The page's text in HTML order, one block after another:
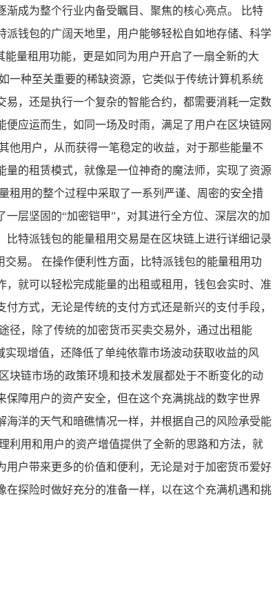
渐成为整个行业内备受瞩目、聚焦的核心亮点。 比特
钱包的广阔天地里，用户能够轻松自如地存储、科学
量租用功能，更是如同为用户开启了一扇全新的大
一种至关重要的稀缺资源，它类似于传统计算机系统
，还是执行一个复杂的智能合约，都需要消耗一定数
应运而生，如同一场及时雨，满足了用户在区块链网
他用户，从而获得一笔稳定的收益，对于那些能量不
的租赁模式，就像是一位神奇的魔法师，实现了资源
租用的整个过程中采取了一系列严谨、周密的安全措
层坚固的“加密铠甲”，对其进行全方位、深层次的加
特派钱包的能量租用交易是在区块链上进行详细记录
易。 在操作便利性方面，比特派钱包的能量租用功
就可以轻松完成能量的出租或租用，钱包会实时、准
方式，无论是传统的支付方式还是新兴的支付手段，
径，除了传统的加密货币买卖交易外，通过出租能
现增值，还降低了单纯依靠市场波动获取收益的风
块链市场的政策环境和技术发展都处于不断变化的动
障用户的资产安全，但在这个充满挑战的数字世界
洋的天气和暗礁情况一样，并根据自己的风险承受能
利用和用户的资产增值提供了全新的思路和方法，就
户带来更多的价值和便利，无论是对于加密货币爱好
在探险时做好充分的准备一样，以在这个充满机遇和挑